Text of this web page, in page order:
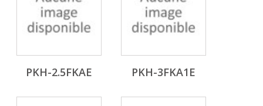
PKH-2.5FKAE PKH-3FKA1E